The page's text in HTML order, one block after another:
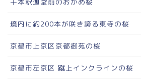
境内に約200本が咲き誇る東寺の桜
京都市上京区京都御苑の桜
京都市左京区 蹴上インクラインの桜